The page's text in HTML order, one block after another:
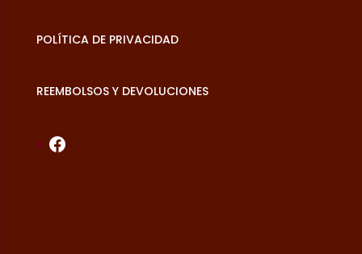
POLÍTICA DE PRIVACIDAD
REEMBOLSOS Y DEVOLUCIONES
Facebook